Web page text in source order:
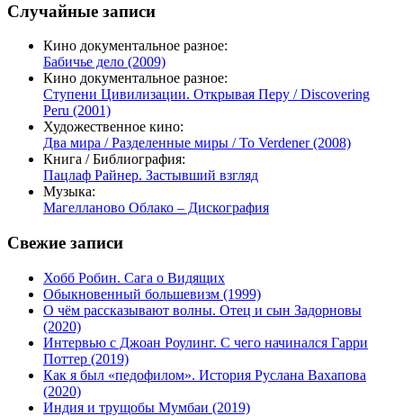
Случайные записи
Кино документальное разное:
Бабичье дело (2009)
Кино документальное разное:
Ступени Цивилизации. Открывая Перу / Discovering
Peru (2001)
Художественное кино:
Два мира / Разделенные миры / To Verdener (2008)
Книга / Библиография:
Пацлаф Райнер. Застывший взгляд
Музыка:
Магелланово Облако – Дискография
Свежие записи
Хобб Робин. Сага о Видящих
Обыкновенный большевизм (1999)
О чём рассказывают волны. Отец и сын Задорновы
(2020)
Интервью с Джоан Роулинг. С чего начинался Гарри
Поттер (2019)
Как я был «педофилом». История Руслана Вахапова
(2020)
Индия и трущобы Мумбаи (2019)